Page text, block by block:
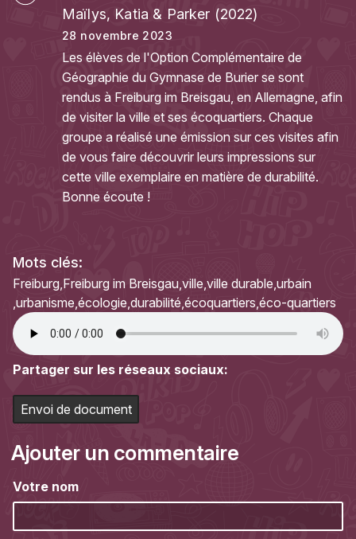
Maïlys, Katia & Parker (2022)
28 novembre 2023
Les élèves de l'Option Complémentaire de
Géographie du Gymnase de Burier se sont
rendus à Freiburg im Breisgau, en Allemagne, afin
de visiter la ville et ses écoquartiers. Chaque
groupe a réalisé une émission sur ces visites afin
de vous faire découvrir leurs impressions sur
cette ville exemplaire en matière de durabilité.
Bonne écoute !
Mots clés:
Freiburg Freiburg im Breisgau ville ville durable urbain
urbanisme écologie durabilité écoquartiers éco-quartiers
Partager sur les réseaux sociaux:
Envoi de document
Ajouter un commentaire
Votre nom